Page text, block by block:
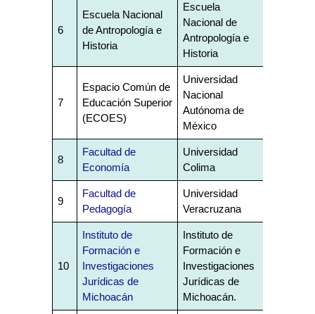
6
Escuela Nacional
de Antropología e
Historia
Escuela
Nacional de
Antropología e
Historia
7
Espacio Común de
Educación Superior
(ECOES)
Universidad
Nacional
Autónoma de
México
8
Facultad de
Economía
Universidad
Colima
9
Facultad de
Pedagogía
Universidad
Veracruzana
10
Instituto de
Formación e
Investigaciones
Jurídicas de
Michoacán
Instituto de
Formación e
Investigaciones
Jurídicas de
Michoacán.